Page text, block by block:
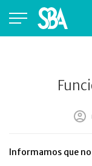
Informamos que